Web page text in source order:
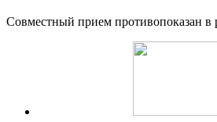
Совместный прием противопоказан в